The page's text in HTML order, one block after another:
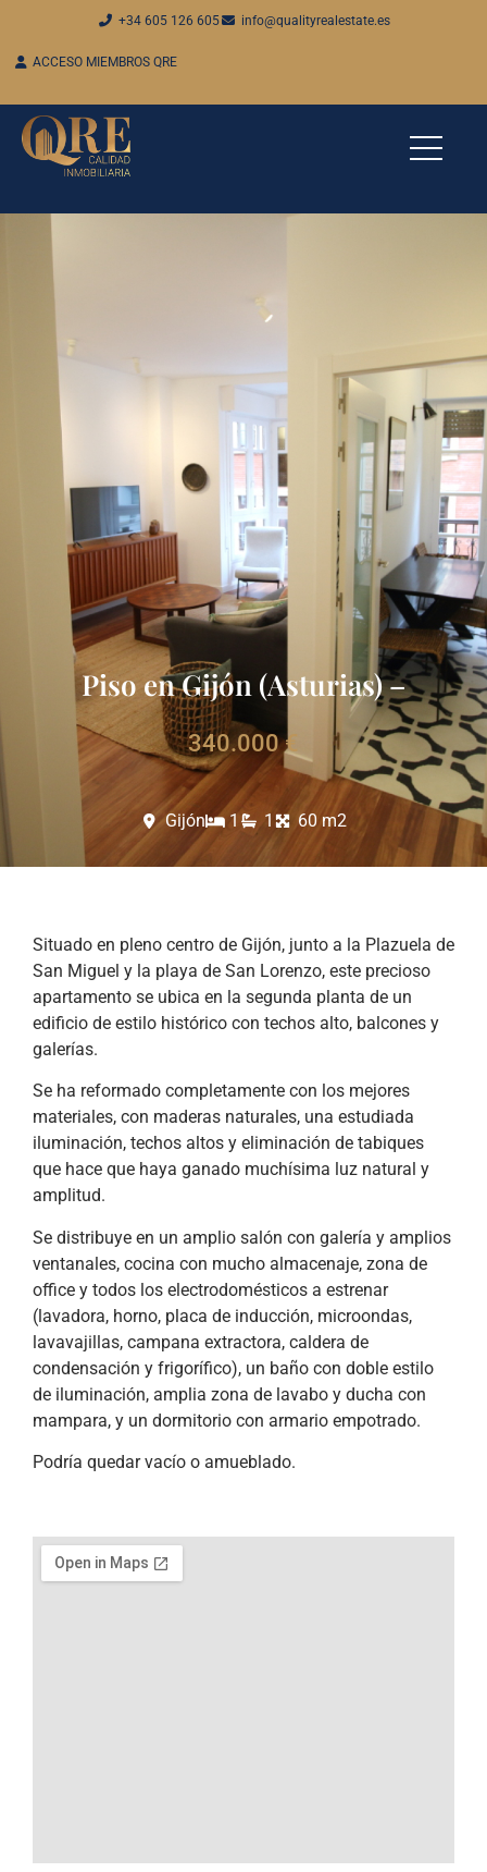
+34 605 126 605 info@qualityrealestate.es
ACCESO MIEMBROS QRE
Piso en Gijón (Asturias) –
340.000 €
Gijón 1 1 60 m2
Situado en pleno centro de Gijón, junto a la Plazuela de
San Miguel y la playa de San Lorenzo, este precioso
apartamento se ubica en la segunda planta de un
edificio de estilo histórico con techos alto, balcones y
galerías.
Se ha reformado completamente con los mejores
materiales, con maderas naturales, una estudiada
iluminación, techos altos y eliminación de tabiques
que hace que haya ganado muchísima luz natural y
amplitud.
Se distribuye en un amplio salón con galería y amplios
ventanales, cocina con mucho almacenaje, zona de
office y todos los electrodomésticos a estrenar
(lavadora, horno, placa de inducción, microondas,
lavavajillas, campana extractora, caldera de
condensación y frigorífico), un baño con doble estilo
de iluminación, amplia zona de lavabo y ducha con
mampara, y un dormitorio con armario empotrado.
Podría quedar vacío o amueblado.